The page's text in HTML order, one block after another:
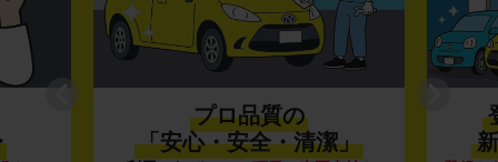
プロ品質の
「安心・安全・清潔」